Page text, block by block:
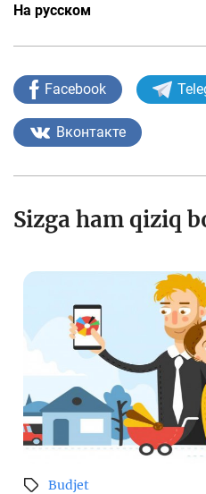
На русском
Facebook
Вконтакте
Sizga ham qiziq
Budjet